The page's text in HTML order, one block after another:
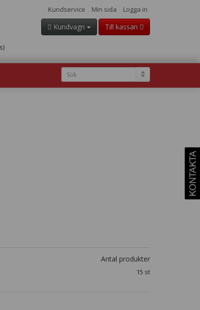
Kundservice Min sida Logga in
Kundvagn Till kassan
Antal produkter
15 st